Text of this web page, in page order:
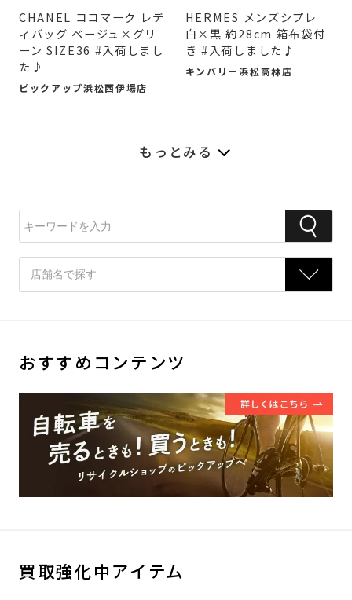
CHANEL ココマーク レデ
ィバッグ ベージュ×グリ
ーン SIZE36 #入荷しまし
た♪
ピックアップ浜松西伊場店
HERMES メンズシプレ
白×黒 約28cm 箱布袋付
き #入荷しました♪
キンバリー浜松高林店
もっとみる
おすすめコンテンツ
買取強化中アイテム